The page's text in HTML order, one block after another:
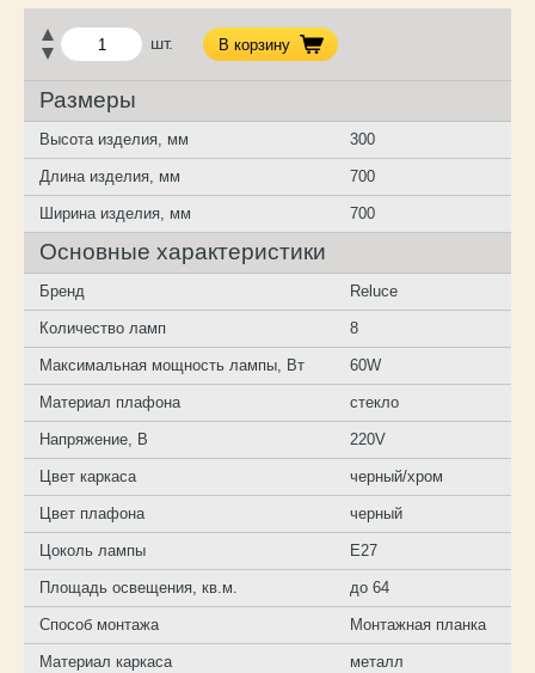
шт. В корзину
Размеры
Высота изделия, мм 300
Длина изделия, мм 700
Ширина изделия, мм 700
Основные характеристики
Бренд Reluce
Количество ламп 8
Максимальная мощность лампы, Вт 60W
Материал плафона стекло
Напряжение, В 220V
Цвет каркаса черный/хром
Цвет плафона черный
Цоколь лампы E27
Площадь освещения, кв.м. до 64
Способ монтажа Монтажная планка
Материал каркаса металл